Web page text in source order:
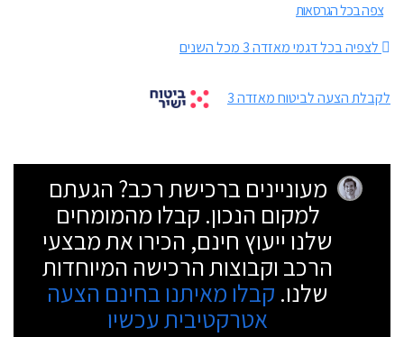
צפה בכל הגרסאות
לצפיה בכל דגמי מאזדה 3 מכל השנים
לקבלת הצעה לביטוח מאזדה 3
מעוניינים ברכישת רכב? הגעתם
למקום הנכון. קבלו מהמומחים
שלנו ייעוץ חינם, הכירו את מבצעי
הרכב וקבוצות הרכישה המיוחדות
שלנו. קבלו מאיתנו בחינם הצעה
אטרקטיבית עכשיו